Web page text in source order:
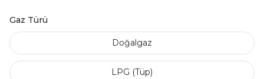
Gaz Türü
Doğalgaz
LPG (Tüp)